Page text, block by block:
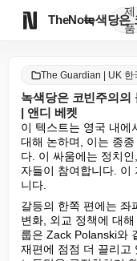
TheNote
제
품
The Guardian | UK 한
녹색당은 코빈주의의
| 앤디 베켓
이 텍스트는 영국 내에
대해 논하며, 이는 종
다. 이 싸움에는 정치
자들이 참여합니다. 이
니다.
갈등의 한쪽 편에는 좌
변화, 외교 정책에 대
룹은 Zack Polanski와
재편에 점점 더 끌리고